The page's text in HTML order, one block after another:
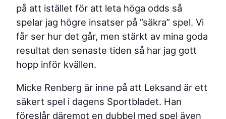
på att istället för att leta höga odds så
spelar jag högre insatser på ”säkra” spel. Vi
får ser hur det går, men stärkt av mina goda
resultat den senaste tiden så har jag gott
hopp inför kvällen.
Micke Renberg är inne på att Leksand är ett
säkert spel i dagens Sportbladet. Han
föreslår däremot en dubbel med spel även